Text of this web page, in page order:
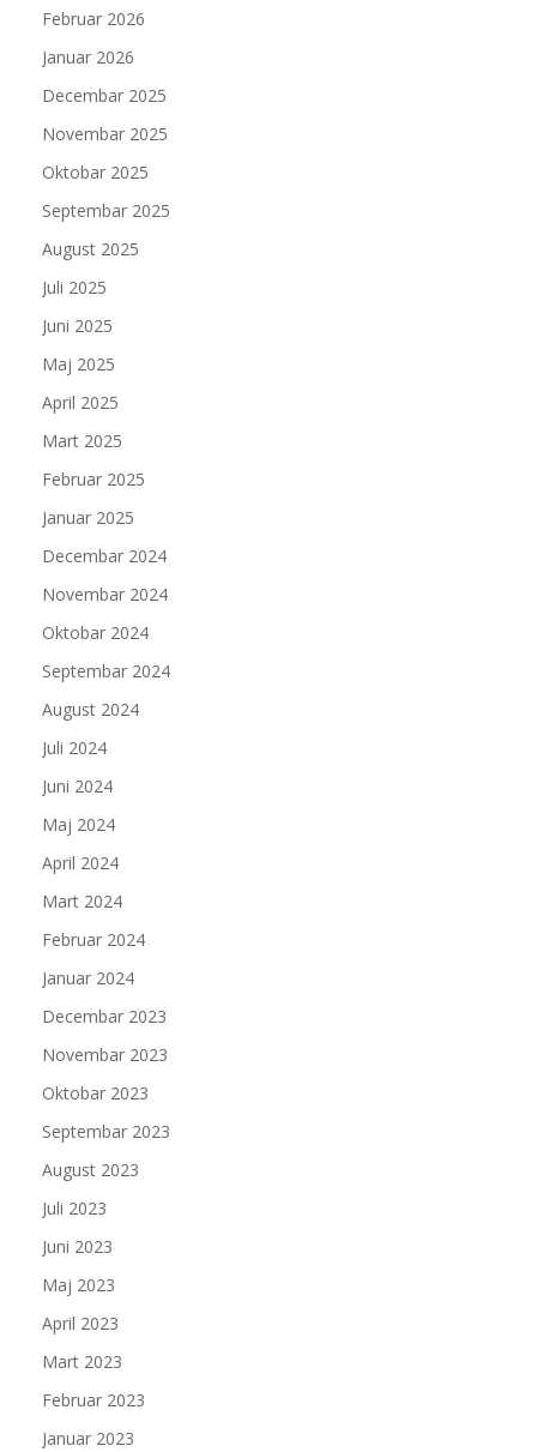
Februar 2026
Januar 2026
Decembar 2025
Novembar 2025
Oktobar 2025
Septembar 2025
August 2025
Juli 2025
Juni 2025
Maj 2025
April 2025
Mart 2025
Februar 2025
Januar 2025
Decembar 2024
Novembar 2024
Oktobar 2024
Septembar 2024
August 2024
Juli 2024
Juni 2024
Maj 2024
April 2024
Mart 2024
Februar 2024
Januar 2024
Decembar 2023
Novembar 2023
Oktobar 2023
Septembar 2023
August 2023
Juli 2023
Juni 2023
Maj 2023
April 2023
Mart 2023
Februar 2023
Januar 2023